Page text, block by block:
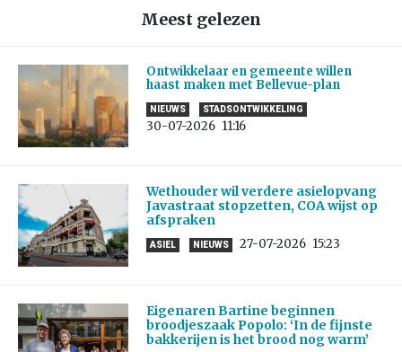
Meest gelezen
Ontwikkelaar en gemeente willen
haast maken met Bellevue-plan
NIEUWS STADSONTWIKKELING
30-07-2026 11:16
Wethouder wil verdere asielopvang
Javastraat stopzetten, COA wijst op
afspraken
ASIEL NIEUWS 27-07-2026 15:23
Eigenaren Bartine beginnen
broodjeszaak Popolo: ‘In de fijnste
bakkerijen is het brood nog warm’